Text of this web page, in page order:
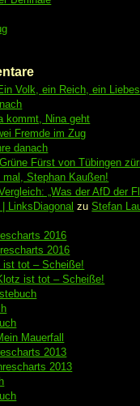
Volk, ein Reich, ein
kommt, Nina geht
Fremde im Zug
danach
Fürst von Tübingen
mal, Stephan Kaußen!
„Was der AfD der
LinksDiagonal zuStefan
2016
2016
ist tot – Scheiße!
ist tot – Scheiße!
Mauerfall
2013
2013